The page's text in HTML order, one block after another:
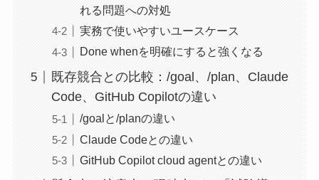
れる問題への対処
実務で使いやすいユースケース
Done whenを明確にすると強くなる
既存競合との比較：/goal、/plan、Claude
Code、GitHub Copilotの違い
/goalと/planの違い
Claude Codeとの違い
GitHub Copilot cloud agentとの違い